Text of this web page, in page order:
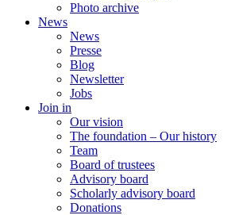
Photo archive
News
News
Presse
Blog
Newsletter
Jobs
Join in
Our vision
The foundation – Our history
Team
Board of trustees
Advisory board
Scholarly advisory board
Donations